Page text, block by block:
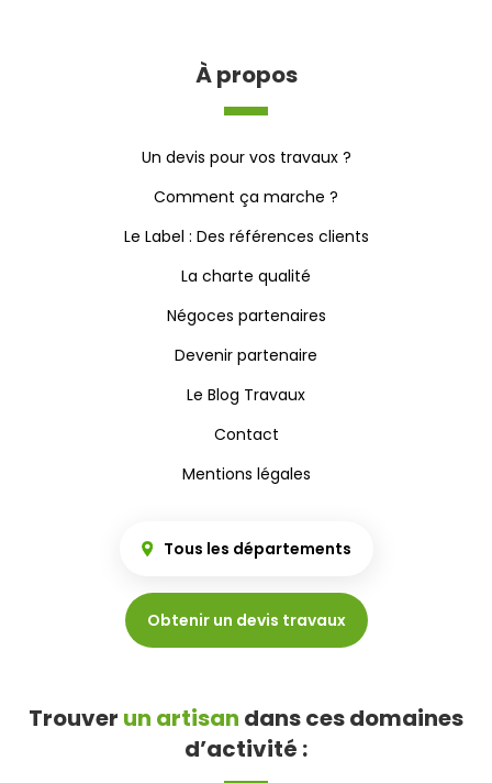
À propos
Un devis pour vos travaux ?
Comment ça marche ?
Le Label : Des références clients
La charte qualité
Négoces partenaires
Devenir partenaire
Le Blog Travaux
Contact
Mentions légales
Tous les départements
Obtenir un devis travaux
Trouver un artisan dans ces domaines
d’activité :